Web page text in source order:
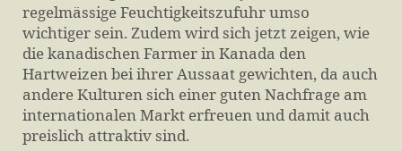
regelmässige Feuchtigkeitszufuhr umso
wichtiger sein. Zudem wird sich jetzt zeigen, wie
die kanadischen Farmer in Kanada den
Hartweizen bei ihrer Aussaat gewichten, da auch
andere Kulturen sich einer guten Nachfrage am
internationalen Markt erfreuen und damit auch
preislich attraktiv sind.